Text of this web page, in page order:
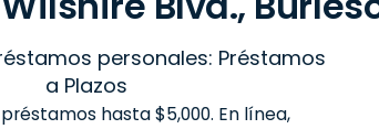
personales: Préstamos
a Plazos
hasta $5,000. En línea,